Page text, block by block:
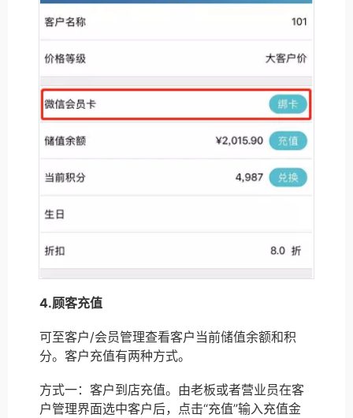
4.顾客充值
可至客户/会员管理查看客户当前储值余额和积
分。客户充值有两种方式。
方式一：客户到店充值。由老板或者营业员在客
户管理界面选中客户后，点击“充值”输入充值金